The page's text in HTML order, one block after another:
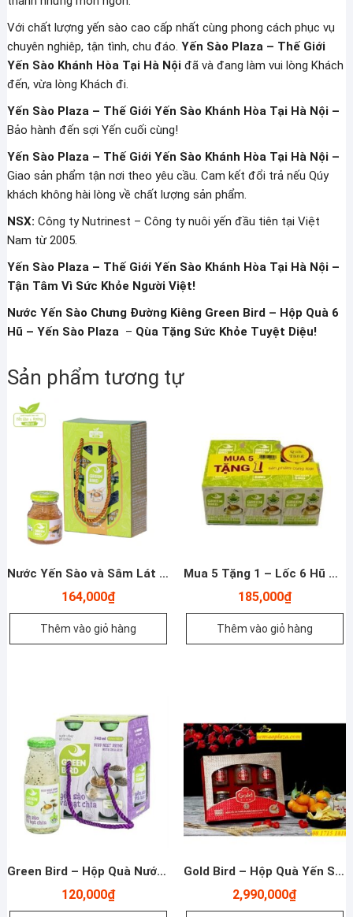
Với chất lượng yến sào cao cấp nhất cùng phong cách phục vụ
chuyên nghiêp, tận tình, chu đáo. Yến Sào Plaza – Thế Giới
Yến Sào Khánh Hòa Tại Hà Nội đã và đang làm vui lòng Khách
đến, vừa lòng Khách đi.
Yến Sào Plaza – Thế Giới Yến Sào Khánh Hòa Tại Hà Nội –
Bảo hành đến sợi Yến cuối cùng!
Yến Sào Plaza – Thế Giới Yến Sào Khánh Hòa Tại Hà Nội –
Giao sản phẩm tận nơi theo yêu cầu. Cam kết đổi trả nếu Qúy
khách không hài lòng về chất lượng sản phẩm.
NSX: Công ty Nutrinest – Công ty nuôi yến đầu tiên tại Việt
Nam từ 2005.
Yến Sào Plaza – Thế Giới Yến Sào Khánh Hòa Tại Hà Nội –
Tận Tâm Vì Sức Khỏe Người Việt!
Nước Yến Sào Chưng Đường Kiêng Green Bird – Hộp Quà 6
Hũ – Yến Sào Plaza – Qùa Tặng Sức Khỏe Tuyệt Diệu!
Sản phẩm tương tự
Nước Yến Sào và Sâm Lát – Lốc 4 hũ *72g
164,000₫
Thêm vào giỏ hàng
Mua 5 Tặng 1 – Lốc 6 Hũ Nước Yến Sào Green Bird – Nutrinest
185,000₫
Thêm vào giỏ hàng
Green Bird – Hộp Quà Nước Yến Sào Chưng Hạt Chia – 4 hũ * 185 ml – Nutrinest
120,000₫
Gold Bird – Hộp Quà Yến Sào Nguyên Tổ Chưng Đường Phèn – 6 Hũ * 190 Gram – Nutrinest
2,990,000₫